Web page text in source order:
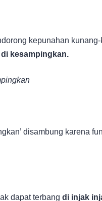
kepunahan
di kesampingkan.
disambung karena
dapat terbang di injak